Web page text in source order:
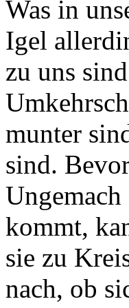
Was in
Igel
zu uns
munter
sind.
kommt,
sie zu
nach, ob